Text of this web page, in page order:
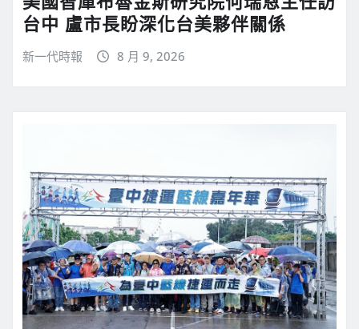
台中 盧市長盼深化台美夥伴關係
新一代時報 8 月 9, 2026